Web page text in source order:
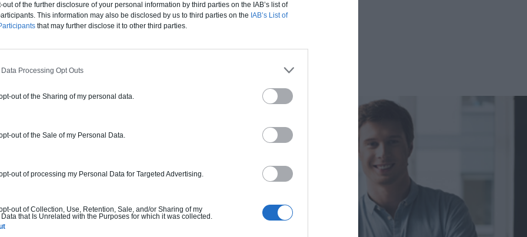
of the further disclosure of your personal information by third parties on the IAB’s list of
This information may also be disclosed by us to third parties on the IAB’s List of
that may further disclose it to other third parties.
Processing Opt Outs
opt-out of the Sharing of my personal data.
opt-out of the Sale of my Personal Data.
opt-out of processing my Personal Data for Targeted Advertising.
opt-out of Collection, Use, Retention, Sale, and/or Sharing of my
Data that Is Unrelated with the Purposes for which it was collected.
de mieux construire, mieux rénover et mieux agrandir votre habitat.